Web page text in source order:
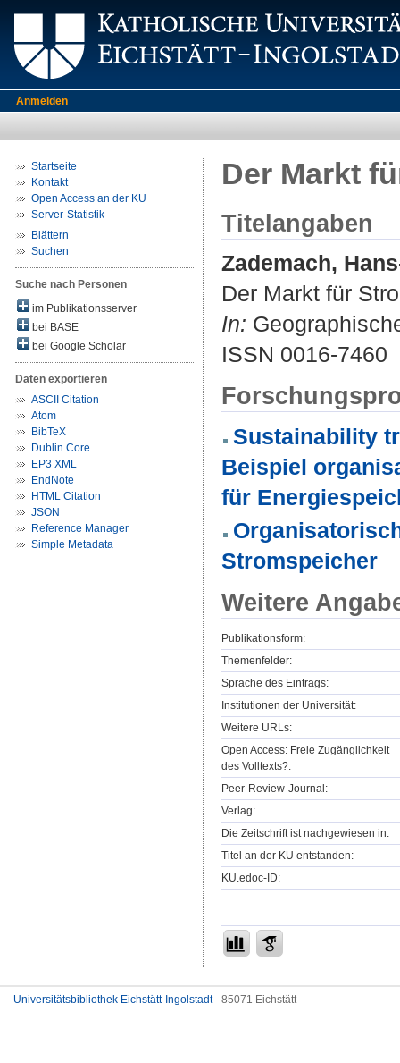
Anmelden
Startseite
Kontakt
Open Access an der KU
Server-Statistik
Blättern
Suchen
Suche nach Personen
im Publikationsserver
bei BASE
bei Google Scholar
Daten exportieren
ASCII Citation
Atom
BibTeX
Dublin Core
EP3 XML
EndNote
HTML Citation
JSON
Reference Manager
Simple Metadata
Der Markt
Titelangaben
Zademach,
Der Markt für
In:
ISSN 0016-7460
Sustainability
Beispiel
für
Stromspeicher
Weitere
Publikationsform:
Themenfelder:
Sprache des Eintrags:
Institutionen der Universität:
Weitere URLs:
Open Access: Freie Zugänglichkeit
des Volltexts?:
Peer-Review-Journal:
Verlag:
Die Zeitschrift ist nachgewiesen in:
Titel an der KU entstanden:
KU.edoc-ID:
Universitätsbibliothek Eichstätt-Ingolstadt- 85071 Eichstätt